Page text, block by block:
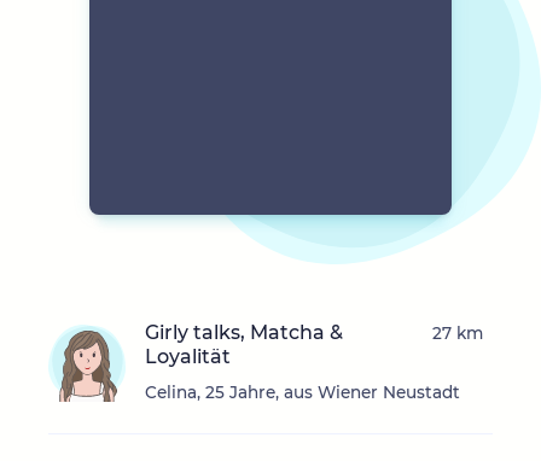
Girly talks, Matcha &
Loyalität
Celina, 25 Jahre, aus Wiener Neustadt
27 km